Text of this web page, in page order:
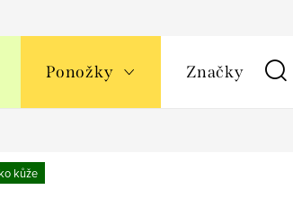
Ponožky Značky
kůže